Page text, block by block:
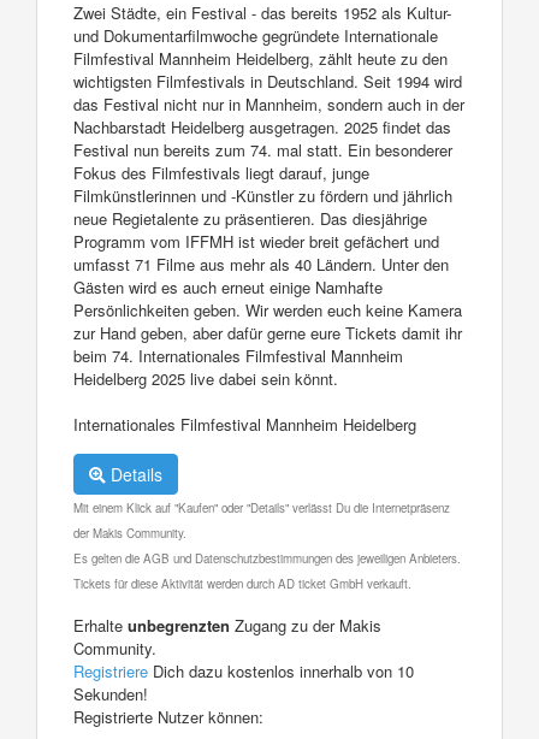
Zwei Städte, ein Festival - das bereits 1952 als Kultur-
und Dokumentarfilmwoche gegründete Internationale
Filmfestival Mannheim Heidelberg, zählt heute zu den
wichtigsten Filmfestivals in Deutschland. Seit 1994 wird
das Festival nicht nur in Mannheim, sondern auch in der
Nachbarstadt Heidelberg ausgetragen. 2025 findet das
Festival nun bereits zum 74. mal statt. Ein besonderer
Fokus des Filmfestivals liegt darauf, junge
Filmkünstlerinnen und -Künstler zu fördern und jährlich
neue Regietalente zu präsentieren. Das diesjährige
Programm vom IFFMH ist wieder breit gefächert und
umfasst 71 Filme aus mehr als 40 Ländern. Unter den
Gästen wird es auch erneut einige Namhafte
Persönlichkeiten geben. Wir werden euch keine Kamera
zur Hand geben, aber dafür gerne eure Tickets damit ihr
beim 74. Internationales Filmfestival Mannheim
Heidelberg 2025 live dabei sein könnt.
Internationales Filmfestival Mannheim Heidelberg
Details
Mit einem Klick auf "Kaufen" oder "Details" verlässt Du die Internetpräsenz
der Makis Community.
Es gelten die AGB und Datenschutzbestimmungen des jeweiligen Anbieters.
Tickets für diese Aktivität werden durch AD ticket GmbH verkauft.
Erhalte unbegrenzten Zugang zu der Makis
Community.
Registriere Dich dazu kostenlos innerhalb von 10
Sekunden!
Registrierte Nutzer können: